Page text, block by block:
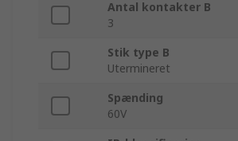
Antal kontakter B
3
Stik type B
Utermineret
Spænding
60V